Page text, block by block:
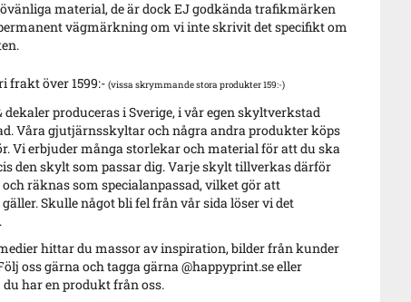
material, de är dock EJ godkända trafikmärken
vägmärkning om vi inte skrivit det specifikt om
frakt över 1599:- (vissa skrymmande stora produkter 159:-)
produceras i Sverige, i vår egen skyltverkstad
Våra gjutjärnsskyltar och några andra produkter köps
Vi erbjuder många storlekar och material för att du ska
den skylt som passar dig. Varje skylt tillverkas därför
räknas som specialanpassad, vilket gör att
Skulle något bli fel från vår sida löser vi det
hittar du massor av inspiration, bilder från kunder
oss gärna och tagga gärna @happyprint.se eller
har en produkt från oss.